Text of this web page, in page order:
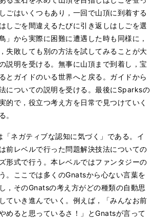
ごはいくつもあり，一回で山頂に到着する
しごを間違えるたびに引き返しはしごを選
」から実際に困難に遭遇した時も同様に，
失敗しても別の方法を試してみることが大
説明を受ける。無事に山頂まで到着し，宝
とガイドのいる世界へと戻る。ガイドから
についての説明を受ける。最後にSparksの
的で，役立つ考え方を日常で見つけていく
。
「ネガティブな認知に気づく」である。イ
前レベルで行った問題解決技法についての
形式で行う。本レベルではファンタジーの
。ここでは多くのGnatsから心ない言葉を
，そのGnatsの考え方がどの種類の自動思
ていき進んでいく。例えば，「みんなお前
めると思っているさ！」とGnatsが言って